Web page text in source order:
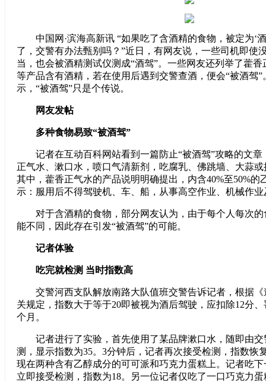
中国网·滨海高新讯 “如果吃了含酒精的食物，被定为‘
了，交警有办法甄别吗？”近日，有网友说，一些司机即使
当，也会被酒精测试仪测成“酒驾”。一些网友还列举了藿
等产品含有酒精，若在使用后遇到交警查酒，便会“被酒驾
示，“被酒驾”只是个传说。
网友发帖
多种食物易致“被酒驾”
记者在互动百科网站看到一篇防止“被酒驾”攻略的文章
正气水、漱口水，喷口气清新剂，吃腐乳、佛跳墙、大蒜或
其中，藿香正气水的产品说明明确提出，内含40%至50%的
示：服用后不得驾驶机、车、船，从事高空作业、机械作
对于含酒精的食物，部分网友认为，由于每个人每次的
能不同，因此存在引发“被酒驾”的可能。
记者体验
吃完就检测 当时指数高
交警河西支队解放南路大队值班交警告诉记者，根据《
关规定，指数大于等于20即被视为酒后驾驶，应扣除12分
个月。
记者进行了实验，首先使用了某品牌漱口水，随即由交
测，显示指数为35。3分钟后，记者再次接受检测，指数恢
现在两种含有乙醇成分的可可派和巧克力蛋糕上。记者吃
立即接受检测，指数为18。另一位记者仅吃了一口巧克力